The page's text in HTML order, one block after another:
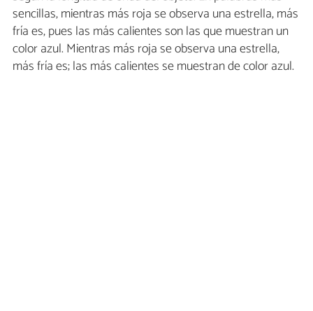
sencillas, mientras más roja se observa una estrella, más
fría es, pues las más calientes son las que muestran un
color azul. Mientras más roja se observa una estrella,
más fría es; las más calientes se muestran de color azul.